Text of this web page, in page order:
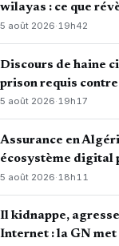
wilayas : ce que
5 août 2026·19h42
Discours de haine
prison requis
5 août 2026·19h17
Assurance en
écosystème digital
5 août 2026· 18h11
Il kidnappe,
Internet : la GN met